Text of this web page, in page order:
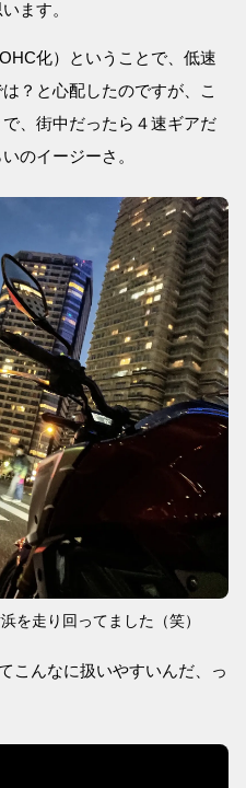
ます。
化）ということで、低速
？と心配したのですが、こ
、街中だったら４速ギアだ
のイージーさ。
を走り回ってました（笑）
こんなに扱いやすいんだ、っ